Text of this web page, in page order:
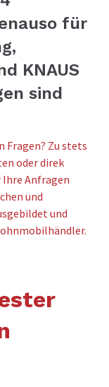
für
KNAUS
sind
Fragen? Zu stets
oder direk
Ihre Anfragen
und
und